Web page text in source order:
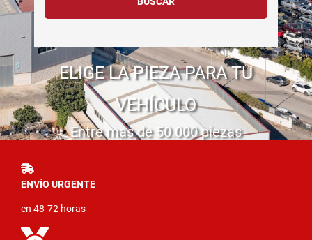
ELIGE LA PIEZA PARA TU
VEHÍCULO
Entre mas de 50.000 piezas
ENVÍO URGENTE
en 48-72 horas